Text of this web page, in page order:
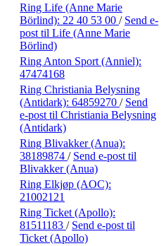
Ring Life (Anne Marie
Börlind): 22 40 53 00 / Send e-
post til Life (Anne Marie
Börlind)
Ring Anton Sport (Anniel):
47474168
Ring Christiania Belysning
(Antidark): 64859270 / Send
e-post til Christiania Belysning
(Antidark)
Ring Blivakker (Anua):
38189874 / Send e-post til
Blivakker (Anua)
Ring Elkjøp (AOC):
21002121
Ring Ticket (Apollo):
81511183 / Send e-post til
Ticket (Apollo)